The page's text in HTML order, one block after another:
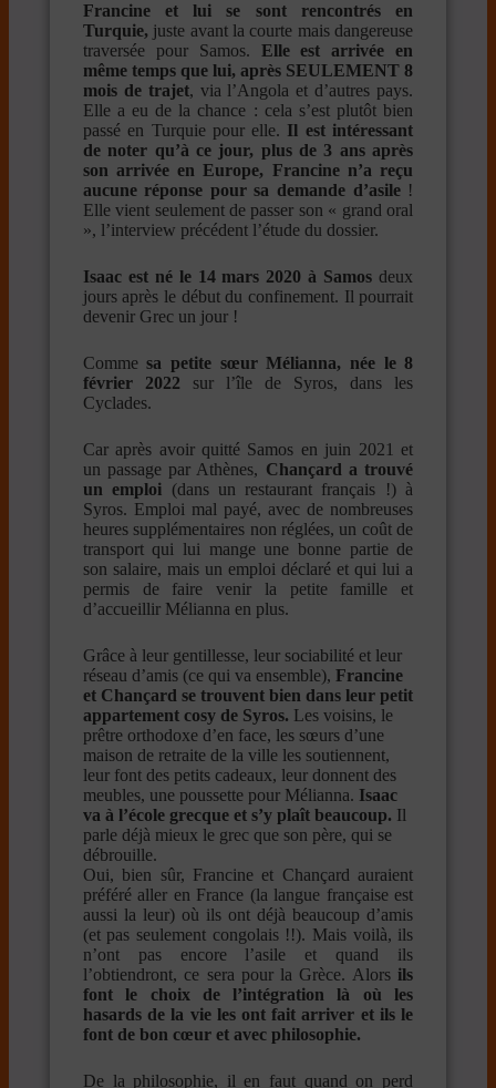
Francine et lui se sont rencontrés en
Turquie, juste avant la courte mais dangereuse
traversée pour Samos. Elle est arrivée en
même temps que lui, après SEULEMENT 8
mois de trajet, via l’Angola et d’autres pays.
Elle a eu de la chance : cela s’est plutôt bien
passé en Turquie pour elle. Il est intéressant
de noter qu’à ce jour, plus de 3 ans après
son arrivée en Europe, Francine n’a reçu
aucune réponse pour sa demande d’asile !
Elle vient seulement de passer son « grand oral
», l’interview précédent l’étude du dossier.
Isaac est né le 14 mars 2020 à Samos deux
jours après le début du confinement. Il pourrait
devenir Grec un jour !
Commesa petite sœur Mélianna, née le 8
février 2022 sur l’île de Syros, dans les
Cyclades.
Car après avoir quitté Samos en juin 2021 et
un passage par Athènes, Chançard a trouvé
un emploi (dans un restaurant français !) à
Syros. Emploi mal payé, avec de nombreuses
heures supplémentaires non réglées, un coût de
transport qui lui mange une bonne partie de
son salaire, mais un emploi déclaré et qui lui a
permis de faire venir la petite famille et
d’accueillir Mélianna en plus.
Grâce à leur gentillesse, leur sociabilité et leur
réseau d’amis (ce qui va ensemble), Francine
et Chançard se trouvent bien dans leur petit
appartement cosy de Syros. Les voisins, le
prêtre orthodoxe d’en face, les sœurs d’une
maison de retraite de la ville les soutiennent,
leur font des petits cadeaux, leur donnent des
meubles, une poussette pour Mélianna. Isaac
va à l’école grecque et s’y plaît beaucoup. Il
parle déjà mieux le grec que son père, qui se
débrouille.
Oui, bien sûr, Francine et Chançard auraient
préféré aller en France (la langue française est
aussi la leur) où ils ont déjà beaucoup d’amis
(et pas seulement congolais !!). Mais voilà, ils
n’ont pas encore l’asile et quand ils
l’obtiendront, ce sera pour la Grèce. Alors ils
font le choix de l’intégration là où les
hasards de la vie les ont fait arriver et ils le
font de bon cœur et avec philosophie.
De la philosophie, il en faut quand on perd